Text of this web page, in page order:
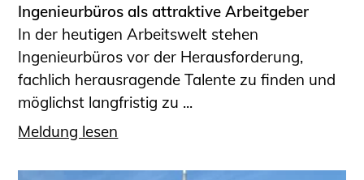
Ingenieurbüros als attraktive Arbeitgeber
In der heutigen Arbeitswelt stehen
Ingenieurbüros vor der Herausforderung,
fachlich herausragende Talente zu finden und
möglichst langfristig zu ...
Meldung lesen